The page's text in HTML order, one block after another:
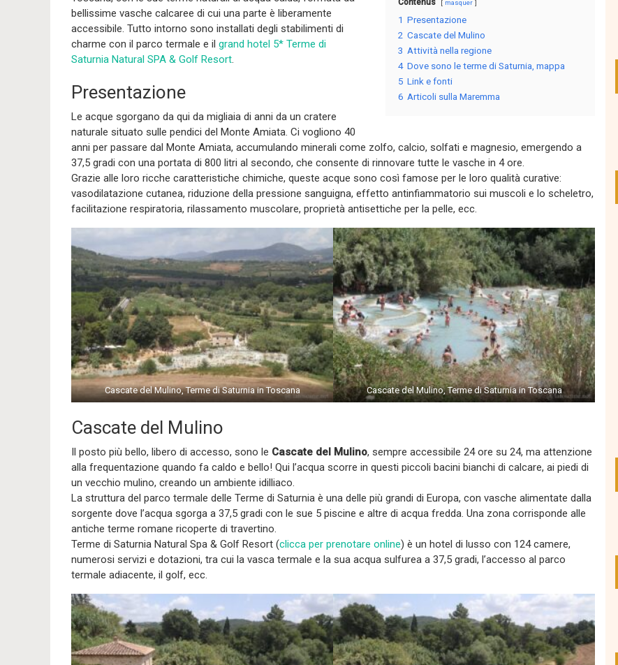
Contenus masquer
1 Presentazione
2 Cascate del Mulino
3 Attività nella regione
4 Dove sono le terme di Saturnia, mappa
5 Link e fonti
6 Articoli sulla Maremma
bellissime vasche calcaree di cui una parte è liberamente
accessibile. Tutto intorno sono installati degli stabilimenti di
charme con il parco termale e il grand hotel 5* Terme di
Saturnia Natural SPA & Golf Resort.
Presentazione
Le acque sgorgano da qui da migliaia di anni da un cratere
naturale situato sulle pendici del Monte Amiata. Ci vogliono 40
anni per passare dal Monte Amiata, accumulando minerali come zolfo, calcio, solfati e magnesio, emergendo a
37,5 gradi con una portata di 800 litri al secondo, che consente di rinnovare tutte le vasche in 4 ore.
Grazie alle loro ricche caratteristiche chimiche, queste acque sono così famose per le loro qualità curative:
vasodilatazione cutanea, riduzione della pressione sanguigna, effetto antinfiammatorio sui muscoli e lo scheletro,
facilitazione respiratoria, rilassamento muscolare, proprietà antisettiche per la pelle, ecc.
Cascate del Mulino, Terme di Saturnia in Toscana Cascate del Mulino, Terme di Saturnia in Toscana
Cascate del Mulino
Il posto più bello, libero di accesso, sono le Cascate del Mulino, sempre accessibile 24 ore su 24, ma attenzione
alla frequentazione quando fa caldo e bello! Qui l’acqua scorre in questi piccoli bacini bianchi di calcare, ai piedi di
un vecchio mulino, creando un ambiente idilliaco.
La struttura del parco termale delle Terme di Saturnia è una delle più grandi di Europa, con vasche alimentate dalla
sorgente dove l’acqua sgorga a 37,5 gradi con le sue 5 piscine e altre di acqua fredda. Una zona corrisponde alle
antiche terme romane ricoperte di travertino.
Terme di Saturnia Natural Spa & Golf Resort (clicca per prenotare online) è un hotel di lusso con 124 camere,
numerosi servizi e dotazioni, tra cui la vasca termale e la sua acqua sulfurea a 37,5 gradi, l’accesso al parco
termale adiacente, il golf, ecc.